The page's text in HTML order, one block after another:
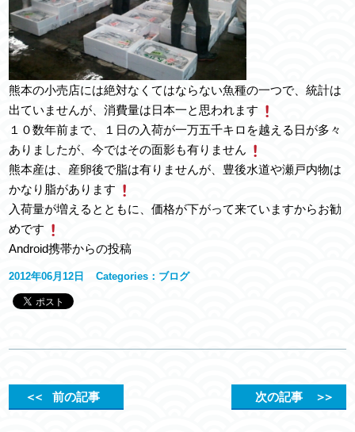
熊本の小売店には絶対なくてはならない魚種の一つで、統計は
出ていませんが、消費量は日本一と思われます
１０数年前まで、１日の入荷が一万五千キロを越える日が多々
ありましたが、今ではその面影も有りません
熊本産は、産卵後で脂は有りませんが、豊後水道や瀬戸内物は
かなり脂があります
入荷量が増えるとともに、価格が下がって来ていますからお勧
めです
Android携帯からの投稿
2012年06月12日 Categories： ブログ
＜＜前の記事 次の記事 ＞＞